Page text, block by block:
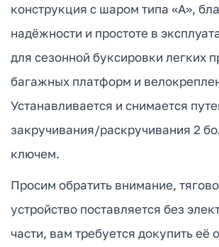
конструкция с шаром типа «А»,
надёжности и простоте в
для сезонной буксировки легких
багажных платформ и
Устанавливается и снимается
закручивания/раскручивания 2
ключем.
Просим обратить внимание,
устройство поставляется без
части, вам требуется докупить её